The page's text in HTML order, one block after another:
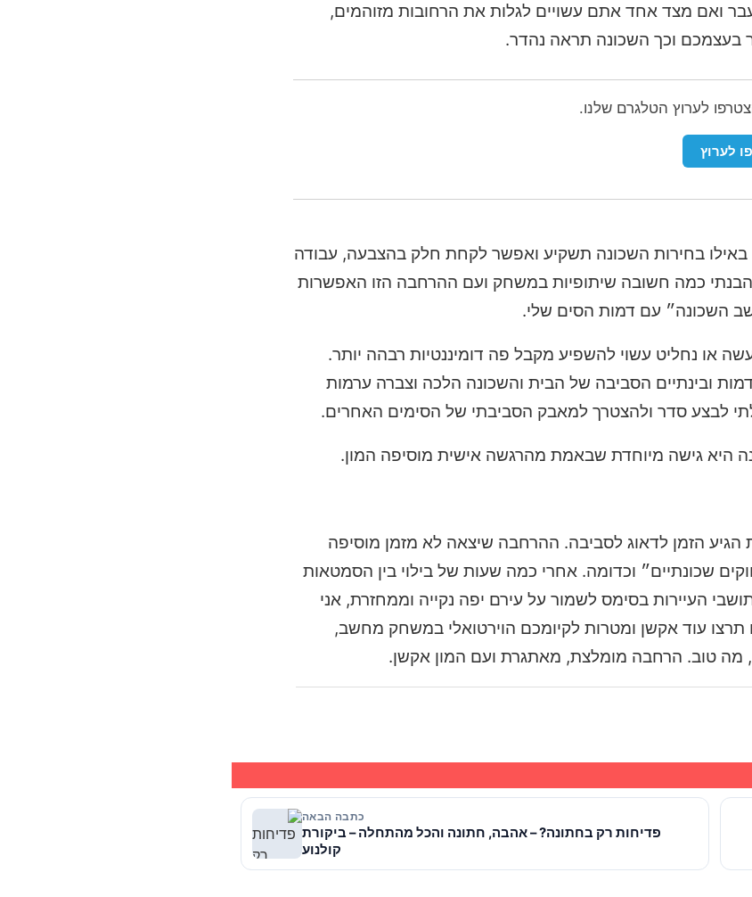
ואם מצד אחד אתם עשויים לגלות את הרחובות מזוהמים,
בעצמכם וכך השכונה תראה נהדר.
לערוץ הטלגרם שלנו.
לערוץ
בחירות השכונה תשקיע ואפשר לקחת חלק בהצבעה, עבודה
כמה חשובה שיתופיות במשחק ועם ההרחבה הזו האפשרות
השכונה״ עם דמות הסים שלי.
או נחליט עשוי להשפיע מקבל פה דומיננטיות רבהה יותר.
ובינתיים הסביבה של הבית והשכונה הלכה וצברה ערמות
לבצע סדר ולהצטרך למאבק הסביבתי של הסימים האחרים.
היא גישה מיוחדת שבאמת מהרגשה אישית מוסיפה המון.
הזמן לדאוג לסביבה. ההרחבה שיצאה לא מזמן מוסיפה
שכונתיים״ וכדומה. אחרי כמה שעות של בילוי בין הסמטאות
של תושבי העיירות בסימס לשמור על עירם יפה נקייה וממחזרת, אני
עוד אקשן ומטרות לקיומכם הוירטואלי במשחק מחשב,
מה טוב. הרחבה מומלצת, מאתגרת ועם המון אקשן.
כתבה הבאה
פדיחות רק בחתונה? – אהבה, חתונה והכל מהתחלה – ביקורת
קולנוע